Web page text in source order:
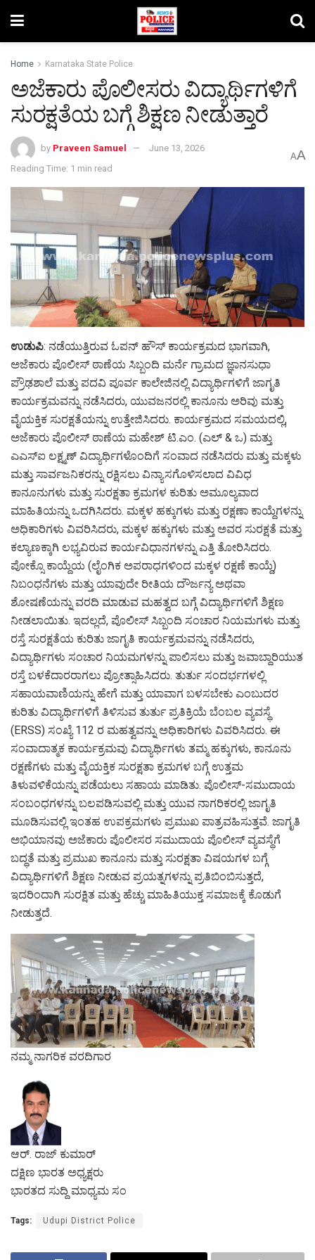
Home Karnataka State Police
ಅಜೆಕಾರು ಪೊಲೀಸರು ವಿದ್ಯಾರ್ಥಿಗಳಿಗೆ
ಸುರಕ್ಷತೆಯ ಬಗ್ಗೆ ಶಿಕ್ಷಣ ನೀಡುತ್ತಾರೆ
by Praveen Samuel
June 13, 2026
Reading Time: 1 min read
AA
ಉಡುಪಿ: ನಡೆಯುತ್ತಿರುವ ಓಪನ್ ಹೌಸ್ ಕಾರ್ಯಕ್ರಮದ ಭಾಗವಾಗಿ,
ಅಜೆಕಾರು ಪೊಲೀಸ್ ಠಾಣೆಯ ಸಿಬ್ಬಂದಿ ಮರ್ನೆ ಗ್ರಾಮದ ಜ್ಞಾನಸುಧಾ
ಪ್ರೌಢಶಾಲೆ ಮತ್ತು ಪದವಿ ಪೂರ್ವ ಕಾಲೇಜಿನಲ್ಲಿ ವಿದ್ಯಾರ್ಥಿಗಳಿಗೆ ಜಾಗೃತಿ
ಕಾರ್ಯಕ್ರಮವನ್ನು ನಡೆಸಿದರು, ಯುವಜನರಲ್ಲಿ ಕಾನೂನು ಅರಿವು ಮತ್ತು
ವೈಯಕ್ತಿಕ ಸುರಕ್ಷತೆಯನ್ನು ಉತ್ತೇಜಿಸಿದರು. ಕಾರ್ಯಕ್ರಮದ ಸಮಯದಲ್ಲಿ,
ಅಜೆಕಾರು ಪೊಲೀಸ್ ಠಾಣೆಯ ಮಹೇಶ್ ಟಿ.ಎಂ. (ಎಲ್ & ಒ) ಮತ್ತು
ಎಎಸ್ಐ ಲಕ್ಷ್ಮಣ್ ವಿದ್ಯಾರ್ಥಿಗಳೊಂದಿಗೆ ಸಂವಾದ ನಡೆಸಿದರು ಮತ್ತು ಮಕ್ಕಳು
ಮತ್ತು ಸಾರ್ವಜನಿಕರನ್ನು ರಕ್ಷಿಸಲು ವಿನ್ಯಾಸಗೊಳಿಸಲಾದ ವಿವಿಧ
ಕಾನೂನುಗಳು ಮತ್ತು ಸುರಕ್ಷತಾ ಕ್ರಮಗಳ ಕುರಿತು ಅಮೂಲ್ಯವಾದ
ಮಾಹಿತಿಯನ್ನು ಒದಗಿಸಿದರು. ಮಕ್ಕಳ ಹಕ್ಕುಗಳು ಮತ್ತು ರಕ್ಷಣಾ ಕಾಯ್ದೆಗಳನ್ನು
ಅಧಿಕಾರಿಗಳು ವಿವರಿಸಿದರು, ಮಕ್ಕಳ ಹಕ್ಕುಗಳು ಮತ್ತು ಅವರ ಸುರಕ್ಷತೆ ಮತ್ತು
ಕಲ್ಯಾಣಕ್ಕಾಗಿ ಲಭ್ಯವಿರುವ ಕಾರ್ಯವಿಧಾನಗಳನ್ನು ಎತ್ತಿ ತೋರಿಸಿದರು.
ಪೋಕ್ಸೊ ಕಾಯ್ದೆಯ (ಲೈಂಗಿಕ ಅಪರಾಧಗಳಿಂದ ಮಕ್ಕಳ ರಕ್ಷಣೆ ಕಾಯ್ದೆ)
ನಿಬಂಧನೆಗಳು ಮತ್ತು ಯಾವುದೇ ರೀತಿಯ ದೌರ್ಜನ್ಯ ಅಥವಾ
ಶೋಷಣೆಯನ್ನು ವರದಿ ಮಾಡುವ ಮಹತ್ವದ ಬಗ್ಗೆ ವಿದ್ಯಾರ್ಥಿಗಳಿಗೆ ಶಿಕ್ಷಣ
ನೀಡಲಾಯಿತು. ಇದಲ್ಲದೆ, ಪೊಲೀಸ್ ಸಿಬ್ಬಂದಿ ಸಂಚಾರ ನಿಯಮಗಳು ಮತ್ತು
ರಸ್ತೆ ಸುರಕ್ಷತೆಯ ಕುರಿತು ಜಾಗೃತಿ ಕಾರ್ಯಕ್ರಮವನ್ನು ನಡೆಸಿದರು,
ವಿದ್ಯಾರ್ಥಿಗಳು ಸಂಚಾರ ನಿಯಮಗಳನ್ನು ಪಾಲಿಸಲು ಮತ್ತು ಜವಾಬ್ದಾರಿಯುತ
ರಸ್ತೆ ಬಳಕೆದಾರರಾಗಲು ಪ್ರೋತ್ಸಾಹಿಸಿದರು. ತುರ್ತು ಸಂದರ್ಭಗಳಲ್ಲಿ
ಸಹಾಯವಾಣಿಯನ್ನು ಹೇಗೆ ಮತ್ತು ಯಾವಾಗ ಬಳಸಬೇಕು ಎಂಬುದರ
ಕುರಿತು ವಿದ್ಯಾರ್ಥಿಗಳಿಗೆ ತಿಳಿಸುವ ತುರ್ತು ಪ್ರತಿಕ್ರಿಯೆ ಬೆಂಬಲ ವ್ಯವಸ್ಥೆ
(ERSS) ಸಂಖ್ಯೆ 112 ರ ಮಹತ್ವವನ್ನು ಅಧಿಕಾರಿಗಳು ವಿವರಿಸಿದರು. ಈ
ಸಂವಾದಾತ್ಮಕ ಕಾರ್ಯಕ್ರಮವು ವಿದ್ಯಾರ್ಥಿಗಳು ತಮ್ಮ ಹಕ್ಕುಗಳು, ಕಾನೂನು
ರಕ್ಷಣೆಗಳು ಮತ್ತು ವೈಯಕ್ತಿಕ ಸುರಕ್ಷತಾ ಕ್ರಮಗಳ ಬಗ್ಗೆ ಉತ್ತಮ
ತಿಳುವಳಿಕೆಯನ್ನು ಪಡೆಯಲು ಸಹಾಯ ಮಾಡಿತು. ಪೊಲೀಸ್-ಸಮುದಾಯ
ಸಂಬಂಧಗಳನ್ನು ಬಲಪಡಿಸುವಲ್ಲಿ ಮತ್ತು ಯುವ ನಾಗರಿಕರಲ್ಲಿ ಜಾಗೃತಿ
ಮೂಡಿಸುವಲ್ಲಿ ಇಂತಹ ಉಪಕ್ರಮಗಳು ಪ್ರಮುಖ ಪಾತ್ರವಹಿಸುತ್ತವೆ. ಜಾಗೃತಿ
ಅಭಿಯಾನವು ಅಜೆಕಾರು ಪೊಲೀಸರ ಸಮುದಾಯ ಪೊಲೀಸ್ ವ್ಯವಸ್ಥೆಗೆ
ಬದ್ಧತೆ ಮತ್ತು ಪ್ರಮುಖ ಕಾನೂನು ಮತ್ತು ಸುರಕ್ಷತಾ ವಿಷಯಗಳ ಬಗ್ಗೆ
ವಿದ್ಯಾರ್ಥಿಗಳಿಗೆ ಶಿಕ್ಷಣ ನೀಡುವ ಪ್ರಯತ್ನಗಳನ್ನು ಪ್ರತಿಬಿಂಬಿಸುತ್ತದೆ,
ಇದರಿಂದಾಗಿ ಸುರಕ್ಷಿತ ಮತ್ತು ಹೆಚ್ಚು ಮಾಹಿತಿಯುಕ್ತ ಸಮಾಜಕ್ಕೆ ಕೊಡುಗೆ
ನೀಡುತ್ತದೆ.
ನಮ್ಮ ನಾಗರಿಕ ವರದಿಗಾರ
ಆರ್. ರಾಜ್ ಕುಮಾರ್
ದಕ್ಷಿಣ ಭಾರತ ಅಧ್ಯಕ್ಷರು
ಭಾರತದ ಸುದ್ದಿ ಮಾಧ್ಯಮ ಸಂ
Tags: Udupi District Police